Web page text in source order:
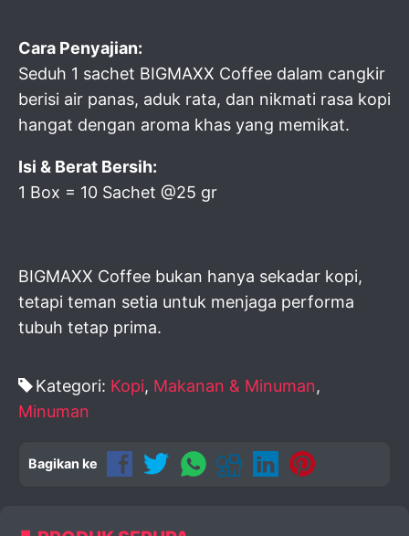
Cara Penyajian:
Seduh 1 sachet BIGMAXX Coffee dalam cangkir
berisi air panas, aduk rata, dan nikmati rasa kopi
hangat dengan aroma khas yang memikat.
Isi & Berat Bersih:
1 Box = 10 Sachet @25 gr
BIGMAXX Coffee bukan hanya sekadar kopi,
tetapi teman setia untuk menjaga performa
tubuh tetap prima.
Kategori: Kopi, Makanan & Minuman,
Minuman
Bagikan ke